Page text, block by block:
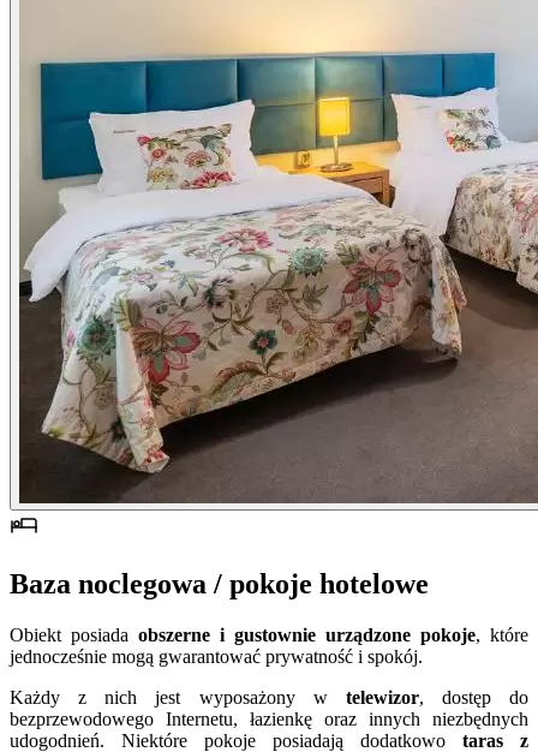
Baza noclegowa / pokoje hotelowe
Obiekt posiada obszerne i gustownie urządzone pokoje, które
jednocześnie mogą gwarantować prywatność i spokój.
Każdy z nich jest wyposażony w telewizor, dostęp do
bezprzewodowego Internetu, łazienkę oraz innych niezbędnych
udogodnień. Niektóre pokoje posiadają dodatkowo taras z